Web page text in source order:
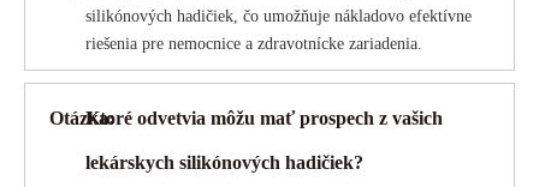
silikónových hadičiek, čo umožňuje nákladovo efektívne
riešenia pre nemocnice a zdravotnícke zariadenia.
Otázka:Ktoré odvetvia môžu mať prospech z vašich
lekárskych silikónových hadičiek?